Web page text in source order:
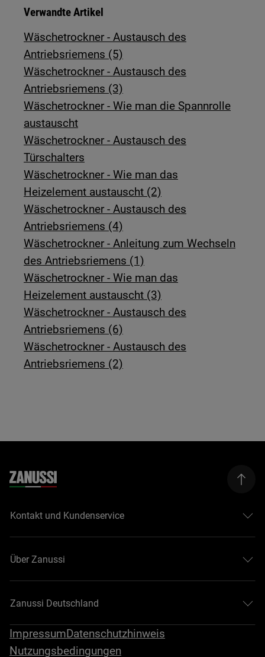
Verwandte Artikel
Wäschetrockner - Austausch des
Antriebsriemens (5)
Wäschetrockner - Austausch des
Antriebsriemens (3)
Wäschetrockner - Wie man die Spannrolle
austauscht
Wäschetrockner - Austausch des
Türschalters
Wäschetrockner - Wie man das
Heizelement austauscht (2)
Wäschetrockner - Austausch des
Antriebsriemens (4)
Wäschetrockner - Anleitung zum Wechseln
des Antriebsriemens (1)
Wäschetrockner - Wie man das
Heizelement austauscht (3)
Wäschetrockner - Austausch des
Antriebsriemens (6)
Wäschetrockner - Austausch des
Antriebsriemens (2)
Kontakt und Kundenservice
Über Zanussi
Zanussi Deutschland
ImpressumDatenschutzhinweis
Nutzungsbedingungen